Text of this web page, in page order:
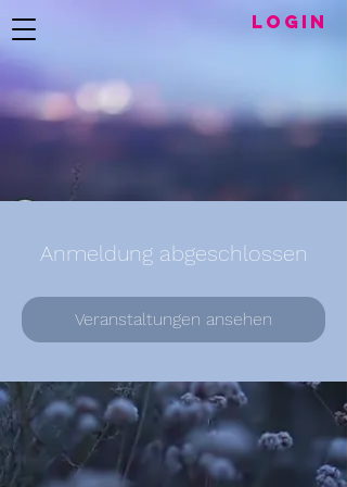
LogIN
Anmeldung abgeschlossen
Veranstaltungen ansehen